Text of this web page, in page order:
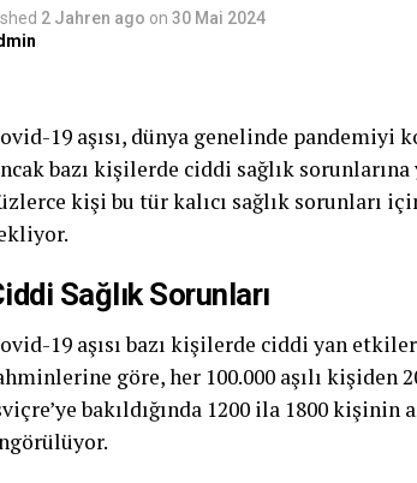
2 Jahren ago on 30 Mai 2024
19 aşısı, dünya genelinde
bazı kişilerde ciddi sağlık sorunlarına
kişi bu tür kalıcı sağlık sorunları
Sağlık Sorunları
19 aşısı bazı kişilerde ciddi yan
göre, her 100.000 aşılı kişiden
bakıldığında 1200 ila 1800 kişinin